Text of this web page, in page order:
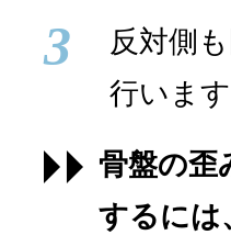
3
反対側
行います
骨盤の歪
するには